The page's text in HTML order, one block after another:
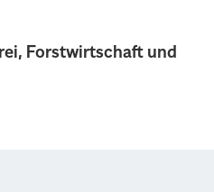
Forstwirtschaft und